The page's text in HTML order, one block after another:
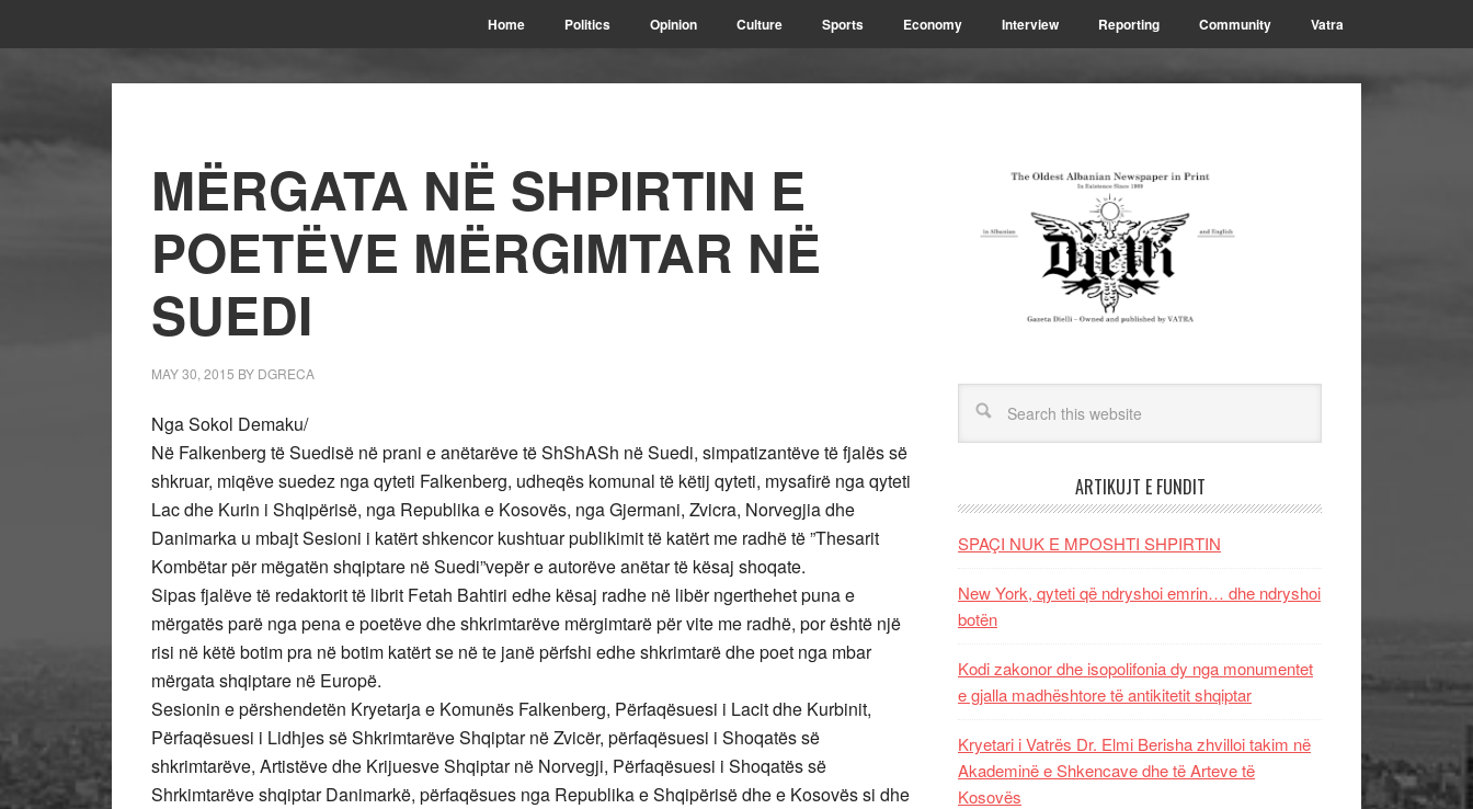
Home Politics Opinion Culture Sports Economy Interview Reporting Community Vatra
MËRGATA NË SHPIRTIN E
POETËVE MËRGIMTAR NË
SUEDI
MAY 30, 2015 BY DGRECA
Nga Sokol Demaku/
Në Falkenberg të Suedisë në prani e anëtarëve të ShShASh në Suedi, simpatizantëve të fjalës së
shkruar, miqëve suedez nga qyteti Falkenberg, udheqës komunal të këtij qyteti, mysafirë nga qyteti
Lac dhe Kurin i Shqipërisë, nga Republika e Kosovës, nga Gjermani, Zvicra, Norvegjia dhe
Danimarka u mbajt Sesioni i katërt shkencor kushtuar publikimit të katërt me radhë të ”Thesarit
Kombëtar për mëgatën shqiptare në Suedi”vepër e autorëve anëtar të kësaj shoqate.
Sipas fjalëve të redaktorit të librit Fetah Bahtiri edhe kësaj radhe në libër ngerthehet puna e
mërgatës parë nga pena e poetëve dhe shkrimtarëve mërgimtarë për vite me radhë, por është një
risi në këtë botim pra në botim katërt se në te janë përfshi edhe shkrimtarë dhe poet nga mbar
mërgata shqiptare në Europë.
Sesionin e përshendetën Kryetarja e Komunës Falkenberg, Përfaqësuesi i Lacit dhe Kurbinit,
Përfaqësuesi i Lidhjes së Shkrimtarëve Shqiptar në Zvicër, përfaqësuesi i Shoqatës së
shkrimtarëve, Artistëve dhe Krijuesve Shqiptar në Norvegji, Përfaqësuesi i Shoqatës së
Shrkimtarëve shqiptar Danimarkë, përfaqësues nga Republika e Shqipërisë dhe e Kosovës si dhe
ARTIKUJT E FUNDIT
SPAÇI NUK E MPOSHTI SHPIRTIN
New York, qyteti që ndryshoi emrin… dhe ndryshoi
botën
Kodi zakonor dhe isopolifonia dy nga monumentet
e gjalla madhështore të antikitetit shqiptar
Kryetari i Vatrës Dr. Elmi Berisha zhvilloi takim në
Akademinë e Shkencave dhe të Arteve të
Kosovës